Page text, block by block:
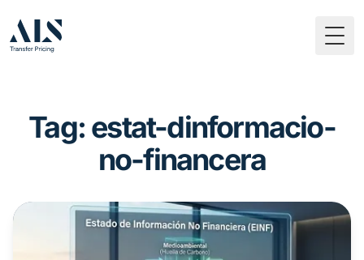
Tag: estat-dinformacio-
no-financera